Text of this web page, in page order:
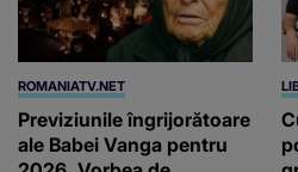
ROMANIATV.NET
Previziunile îngrijorătoare
ale Babei Vanga pentru